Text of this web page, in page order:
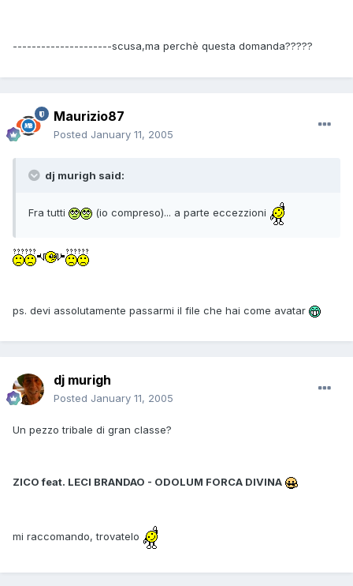
---------------------scusa,ma perchè questa domanda?????
Maurizio87
Posted January 11, 2005
dj murigh said:
Fra tutti (io compreso)... a parte eccezzioni
ps. devi assolutamente passarmi il file che hai come avatar
dj murigh
Posted January 11, 2005
Un pezzo tribale di gran classe?
ZICO feat. LECI BRANDAO - ODOLUM FORCA DIVINA
mi raccomando, trovatelo